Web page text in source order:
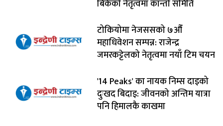
बिकेको नेतृत्वमा कान्तो समिति
टोकियोमा नेजससको ७औँ
महाधिवेशन सम्पन्न: राजेन्द्र
जमरकट्टेलको नेतृत्वमा नयाँ टिम चयन
'14 Peaks' का नायक निम्स दाइको
दुःखद बिदाइ: जीवनको अन्तिम यात्रा
पनि हिमालकै काखमा